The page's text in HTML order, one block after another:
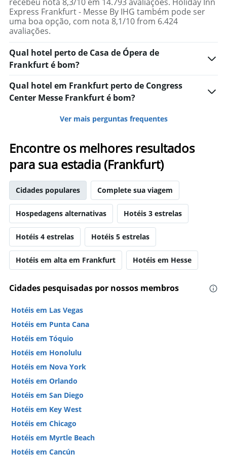
Express Frankfurt - Messe By IHG também pode ser
uma boa opção, com nota 8,1/10 from 6.424
avaliações.
Qual hotel perto de Casa de Ópera de
Frankfurt é bom?
Qual hotel em Frankfurt perto de Congress
Center Messe Frankfurt é bom?
Ver mais perguntas frequentes
Encontre os melhores resultados
para sua estadia (Frankfurt)
Cidades populares Complete sua viagem
Hospedagens alternativas Hotéis 3 estrelas
Hotéis 4 estrelas Hotéis 5 estrelas
Hotéis em alta em Frankfurt Hotéis em Hesse
Cidades pesquisadas por nossos membros
Hotéis em Las Vegas
Hotéis em Punta Cana
Hotéis em Tóquio
Hotéis em Honolulu
Hotéis em Nova York
Hotéis em Orlando
Hotéis em San Diego
Hotéis em Key West
Hotéis em Chicago
Hotéis em Myrtle Beach
Hotéis em Cancún